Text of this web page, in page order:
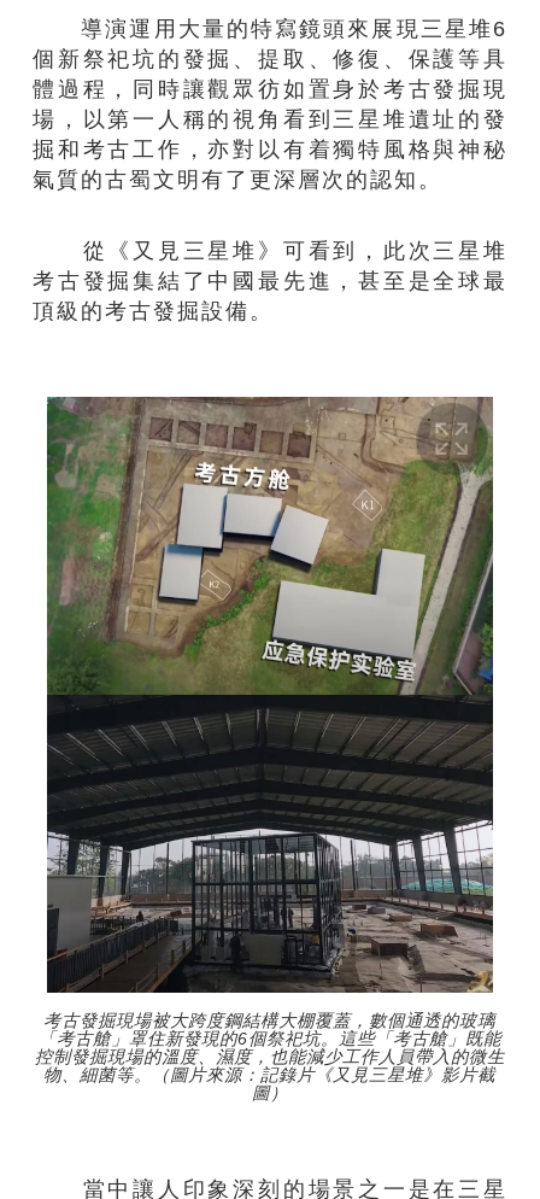
導演運用大量的特寫鏡頭來展現三星堆6
個新祭祀坑的發掘、提取、修復、保護等具
體過程，同時讓觀眾彷如置身於考古發掘現
場，以第一人稱的視角看到三星堆遺址的發
掘和考古工作，亦對以有着獨特風格與神秘
氣質的古蜀文明有了更深層次的認知。
從《又見三星堆》可看到，此次三星堆
考古發掘集結了中國最先進，甚至是全球最
頂級的考古發掘設備。
考古發掘現場被大跨度鋼結構大棚覆蓋，數個通透的玻璃
「考古艙」罩住新發現的6個祭祀坑。這些「考古艙」既能
控制發掘現場的溫度、濕度，也能減少工作人員帶入的微生
物、細菌等。（圖片來源：記錄片《又見三星堆》影片截
圖）
當中讓人印象深刻的場景之一是在三星